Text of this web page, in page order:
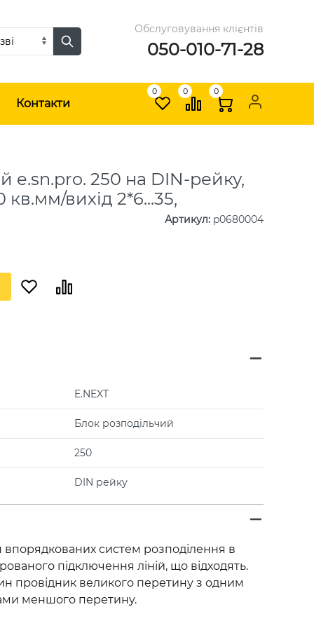
Обслуговування клієнтів
050-010-71-28
Контакти
0 0 0
e.sn.pro. 250 на DIN-рейку,
кв.мм/вихід 2*6...35,
Артикул: p0680004
E.NEXT
Блок розподільчий
250
DIN рейку
систем розподілення в
підключення ліній, що відходять.
провідник великого перетину з одним
меншого перетину.